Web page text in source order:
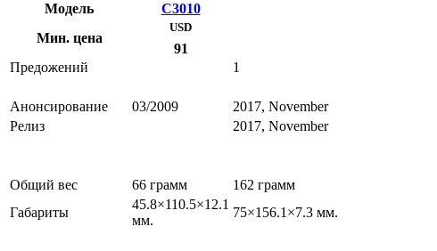
Модель
C3010
Мин. цена
USD
91
Предожений
1
Анонсирование
03/2009 2017, November
Релиз
2017, November
Общий вес
66 грамм 162 грамм
Габариты
45.8×110.5×12.1
мм.
75×156.1×7.3 мм.